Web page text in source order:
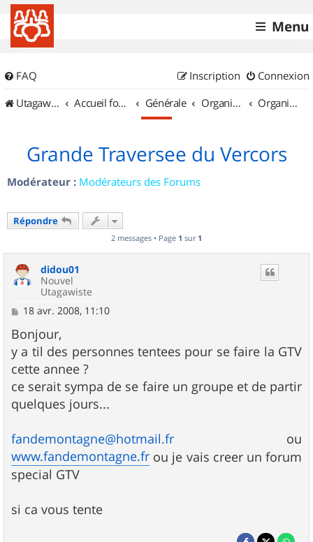
Menu
FAQ Connexion
Inscription
UtagawaVTT (Randos VTT et VTTAE avec traces GPS)
Accueil forum Générale Organisation de sorties & Recherche de partenaires Organisation de sorties en région Rhône Alpes
Grande Traversee du Vercors
Modérateur : Modérateurs des Forums
Répondre
2 messages • Page 1 sur 1
didou01
Nouvel
Utagawiste
M
s
s
a
g
e
18 avr. 2008, 11:10
Bonjour,
y a til des personnes tentees pour se faire la GTV
cette annee ?
ce serait sympa de se faire un groupe et de partir
quelques jours...
fandemontagne@hotmail.fr ou
www.fandemontagne.fr ou je vais creer un forum
special GTV
si ca vous tente